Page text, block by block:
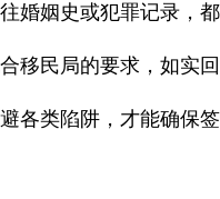
婚姻史或犯罪记录，
移民局的要求，如实
各类陷阱，才能确保